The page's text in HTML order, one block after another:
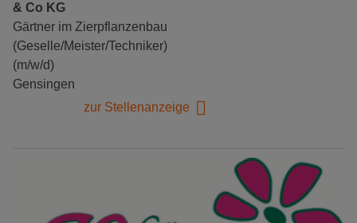
& Co KG
Gärtner im Zierpflanzenbau
(Geselle/Meister/Techniker)
(m/w/d)
Gensingen
zur Stellenanzeige